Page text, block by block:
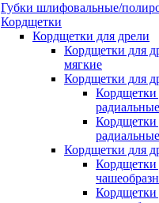
Губки шлифовальные/
Кордщетки
Кордщетки для дрели
Кордщетки для
мягкие
Кордщетки для
Кордщетки
Кордщетки
Кордщетки для
Кордщетки
Кордщетки